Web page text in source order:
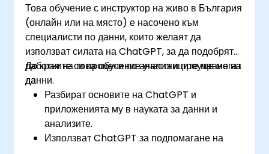
Това обучение с инструктор на живо в България
(онлайн или на място) е насочено към
специалисти по данни, които желаят да
използват силата на ChatGPT, за да подобрят
работните си процеси по анализ и проучване на
данни.
До края на това обучение участниците ще могат
да:
Разбират основите на ChatGPT и
приложенията му в науката за данни и
анализите.
Използват ChatGPT за подпомагане на